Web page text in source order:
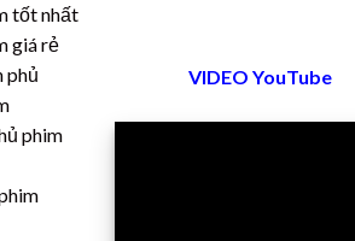
tốt nhất
giá rẻ
phủ
phim
VIDEO YouTube